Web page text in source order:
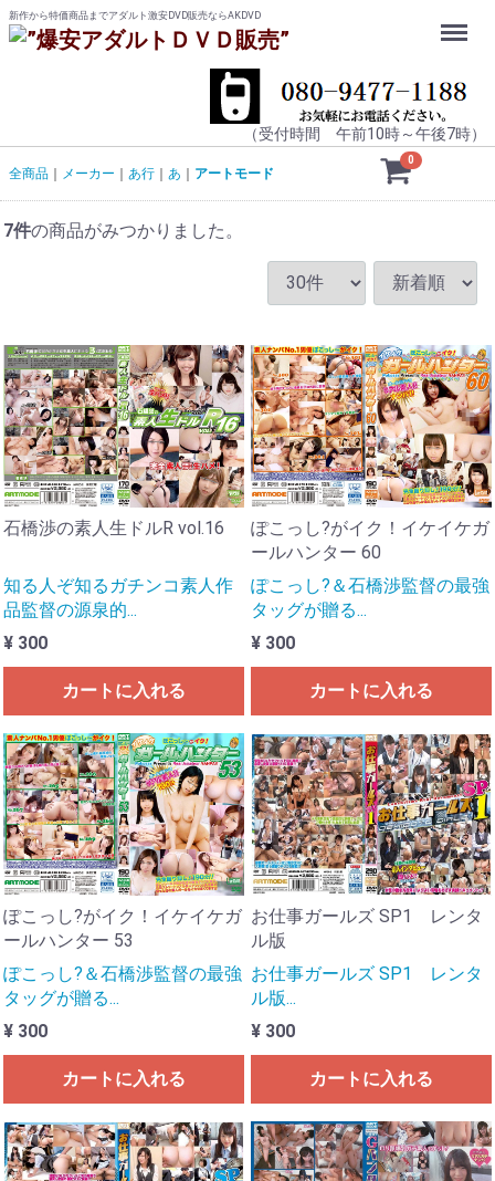
新作から特価商品までアダルト激安DVD販売ならAKDVD
（受付時間 午前10時～午後7時）
0
Menu
全商品 メーカー あ行 あ アートモード
7件の商品がみつかりました。
石橋渉の素人生ドルR vol.16
知る人ぞ知るガチンコ素人作
品監督の源泉的...
¥ 300
カートに入れる
ぽこっし?がイク！イケイケガ
ールハンター 60
ぽこっし?＆石橋渉監督の最強
タッグが贈る...
¥ 300
カートに入れる
ぽこっし?がイク！イケイケガ
ールハンター 53
ぽこっし?＆石橋渉監督の最強
タッグが贈る...
¥ 300
カートに入れる
お仕事ガールズ SP1 レンタ
ル版
お仕事ガールズ SP1 レンタ
ル版...
¥ 300
カートに入れる